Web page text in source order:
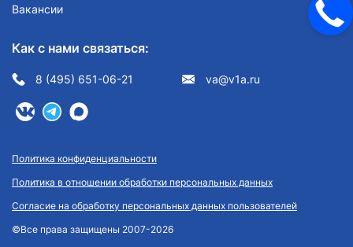
Вакансии
Как с нами связаться:
8 (495) 651-06-21 va@v1a.ru
Политика конфиденциальности
Политика в отношении обработки персональных данных
Согласие на обработку персональных данных пользователей
©Все права защищены 2007-2026